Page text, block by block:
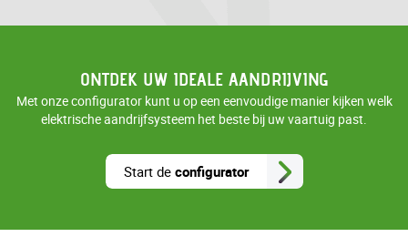
ONTDEK UW IDEALE AANDRIJVING
Met onze configurator kunt u op een eenvoudige manier kijken welk
elektrische aandrijfsysteem het beste bij uw vaartuig past.
Start de configurator